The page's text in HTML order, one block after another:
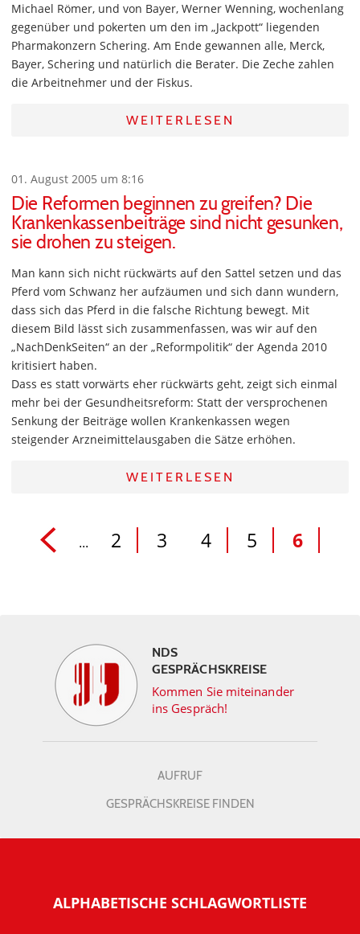
Michael Römer, und von Bayer, Werner Wenning, wochenlang
gegenüber und pokerten um den im „Jackpott“ liegenden
Pharmakonzern Schering. Am Ende gewannen alle, Merck,
Bayer, Schering und natürlich die Berater. Die Zeche zahlen
die Arbeitnehmer und der Fiskus.
WEITERLESEN
01. August 2005 um 8:16
Die Reformen beginnen zu greifen? Die
Krankenkassenbeiträge sind nicht gesunken,
sie drohen zu steigen.
Man kann sich nicht rückwärts auf den Sattel setzen und das
Pferd vom Schwanz her aufzäumen und sich dann wundern,
dass sich das Pferd in die falsche Richtung bewegt. Mit
diesem Bild lässt sich zusammenfassen, was wir auf den
„NachDenkSeiten“ an der „Reformpolitik“ der Agenda 2010
kritisiert haben.
Dass es statt vorwärts eher rückwärts geht, zeigt sich einmal
mehr bei der Gesundheitsreform: Statt der versprochenen
Senkung der Beiträge wollen Krankenkassen wegen
steigender Arzneimittelausgaben die Sätze erhöhen.
WEITERLESEN
... 2 3 4 5 6
NDS
GESPRÄCHSKREISE
Kommen Sie miteinander
ins Gespräch!
AUFRUF
GESPRÄCHSKREISE FINDEN
ALPHABETISCHE SCHLAGWORTLISTE